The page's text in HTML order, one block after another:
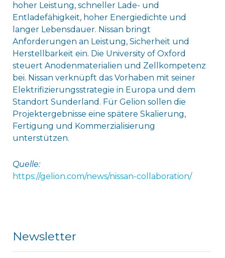
hoher Leistung, schneller Lade- und
Entladefähigkeit, hoher Energiedichte und
langer Lebensdauer. Nissan bringt
Anforderungen an Leistung, Sicherheit und
Herstellbarkeit ein. Die University of Oxford
steuert Anodenmaterialien und Zellkompetenz
bei. Nissan verknüpft das Vorhaben mit seiner
Elektrifizierungsstrategie in Europa und dem
Standort Sunderland. Für Gelion sollen die
Projektergebnisse eine spätere Skalierung,
Fertigung und Kommerzialisierung
unterstützen.
Quelle:
https://gelion.com/news/nissan-collaboration/
Newsletter